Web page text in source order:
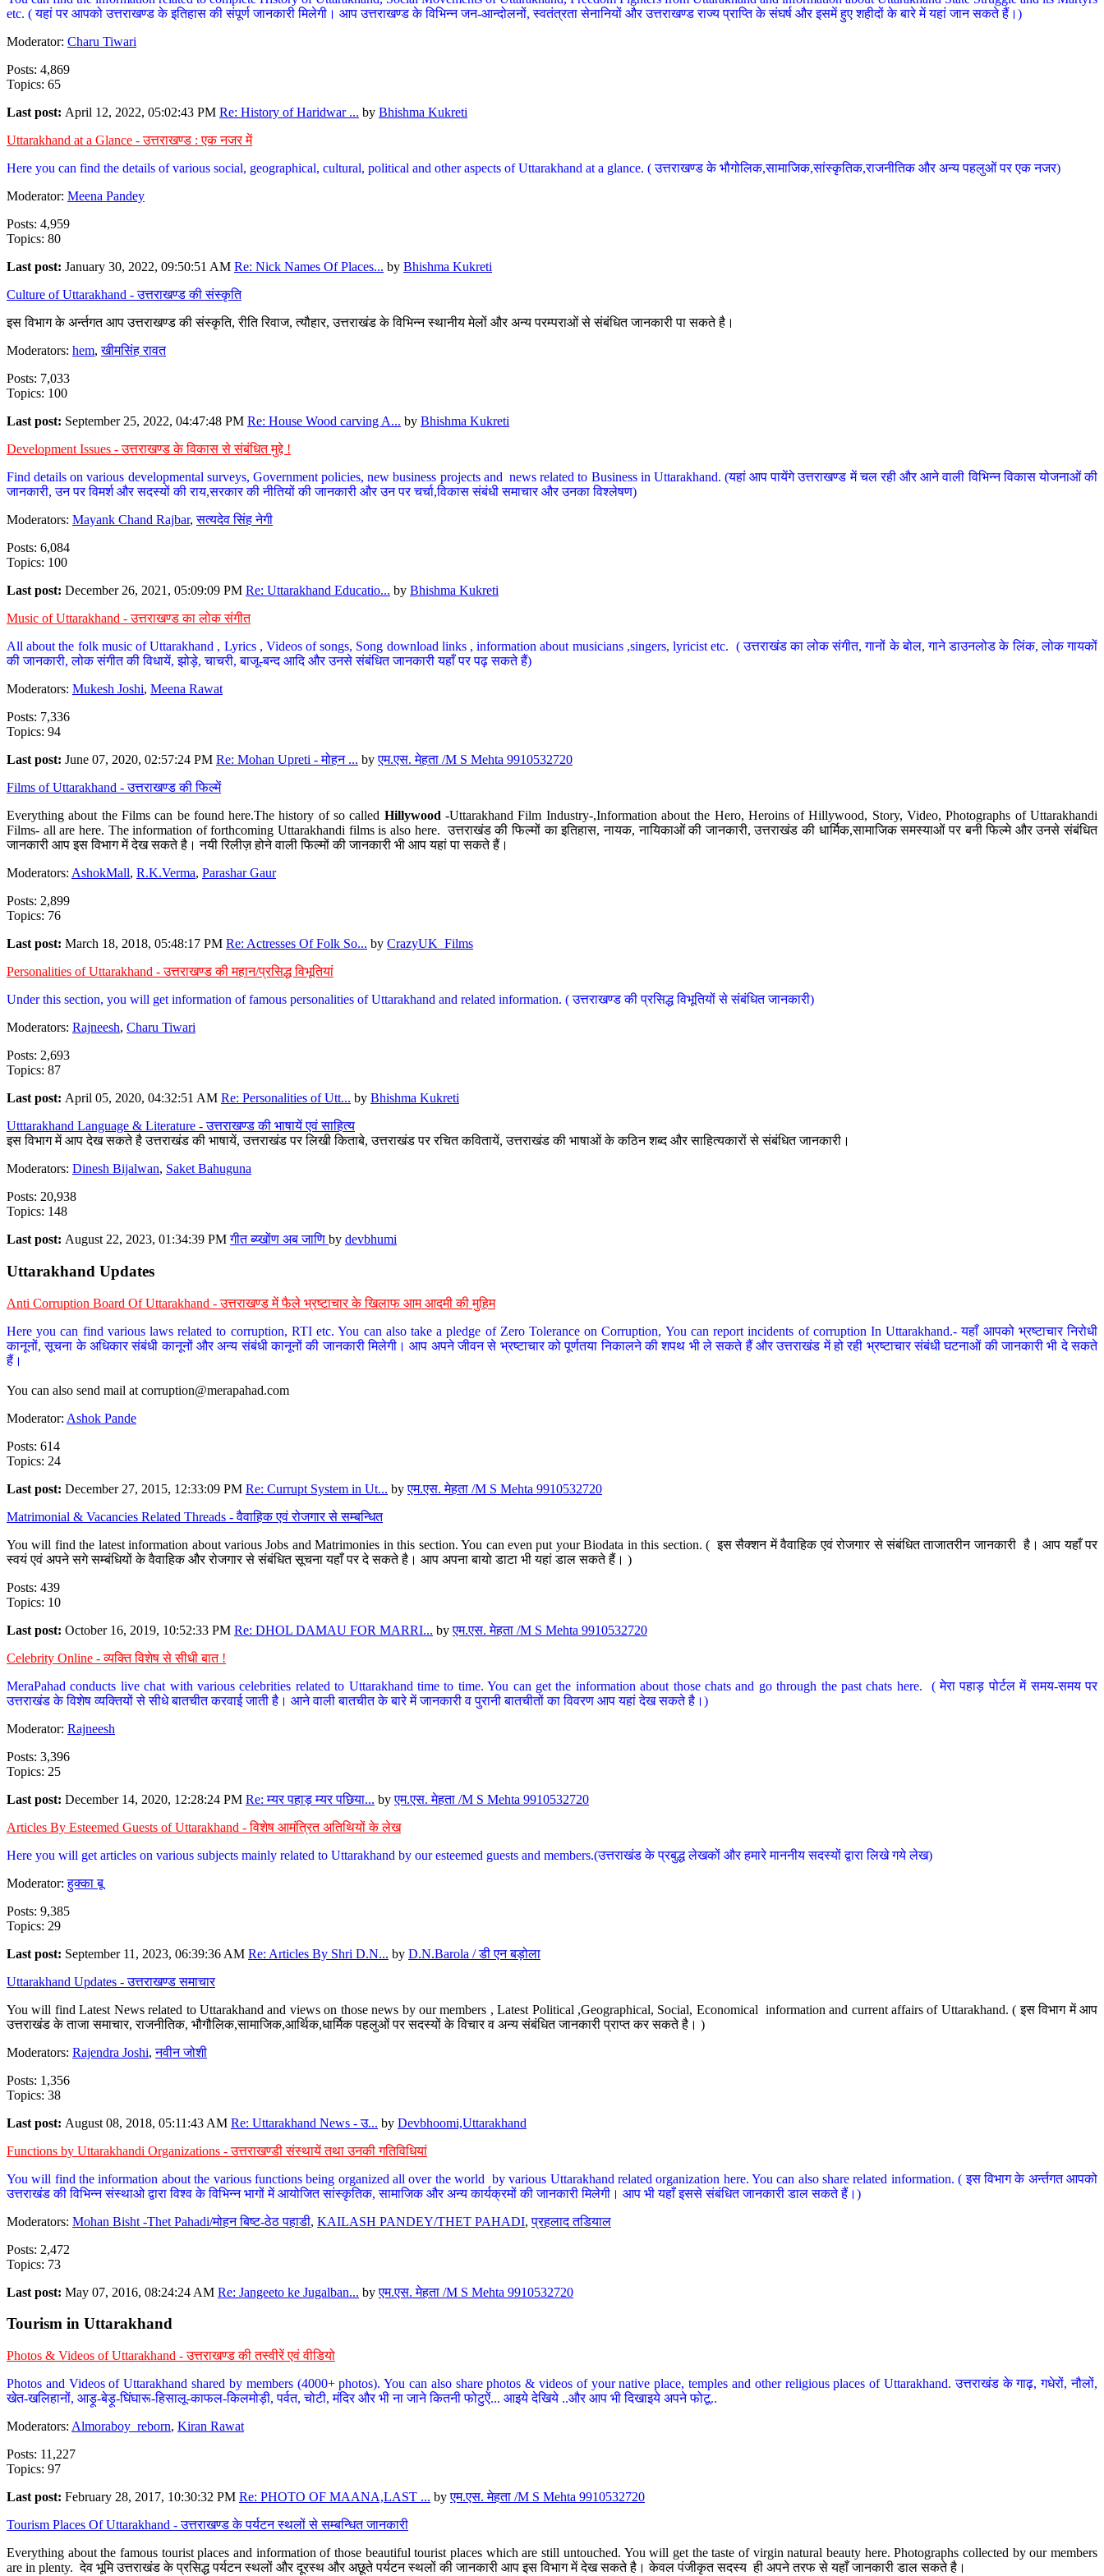
etc. ( यहां पर आपको उत्तराखण्ड के इतिहास की संपूर्ण जानकारी मिलेगी। आप उत्तराखण्ड के विभिन्न जन-आन्दोलनों, स्वतंत्रता सेनानियों और उत्तराखण्ड राज्य प्राप्ति के संघर्ष और इसमें हुए शहीदों के बारे में यहां जान सकते हैं।)
Moderator: Charu Tiwari
Posts: 4,869
Topics: 65
Last post: April 12, 2022, 05:02:43 PM Re: History of Haridwar ... by Bhishma Kukreti
Uttarakhand at a Glance - उत्तराखण्ड : एक नजर में
Here you can find the details of various social, geographical, cultural, political and other aspects of Uttarakhand at a glance. ( उत्तराखण्ड के भौगोलिक,सामाजिक,सांस्कृतिक,राजनीतिक और अन्य पहलुओं पर एक नजर)
Moderator: Meena Pandey
Posts: 4,959
Topics: 80
Last post: January 30, 2022, 09:50:51 AM Re: Nick Names Of Places... by Bhishma Kukreti
Culture of Uttarakhand - उत्तराखण्ड की संस्कृति
इस विभाग के अर्न्तगत आप उत्तराखण्ड की संस्कृति, रीति रिवाज, त्यौहार, उत्तराखंड के विभिन्न स्थानीय मेलों और अन्य परम्पराओं से संबंधित जानकारी पा सकते है।
Moderators: hem,खीमसिंह रावत
Posts: 7,033
Topics: 100
Last post: September 25, 2022, 04:47:48 PM Re: House Wood carving A... by Bhishma Kukreti
Development Issues - उत्तराखण्ड के विकास से संबंधित मुद्दे !
Find details on various developmental surveys, Government policies, new business projects and news related to Business in Uttarakhand. (यहां आप पायेंगे उत्तराखण्ड में चल रही और आने वाली विभिन्न विकास योजनाओं की
जानकारी, उन पर विमर्श और सदस्यों की राय,सरकार की नीतियों की जानकारी और उन पर चर्चा,विकास संबंधी समाचार और उनका विश्लेषण)
Moderators: Mayank Chand Rajbar,सत्यदेव सिंह नेगी
Posts: 6,084
Topics: 100
Last post: December 26, 2021, 05:09:09 PM Re: Uttarakhand Educatio... by Bhishma Kukreti
Music of Uttarakhand - उत्तराखण्ड का लोक संगीत
All about the folk music of Uttarakhand , Lyrics , Videos of songs, Song download links , information about musicians ,singers, lyricist etc. ( उत्तराखंड का लोक संगीत, गानों के बोल, गाने डाउनलोड के लिंक, लोक गायकों
की जानकारी, लोक संगीत की विधायें, झोड़े, चाचरी, बाजू-बन्द आदि और उनसे संबंधित जानकारी यहाँ पर पढ़ सकते हैं)
Moderators: Mukesh Joshi, Meena Rawat
Posts: 7,336
Topics: 94
Last post: June 07, 2020, 02:57:24 PM Re: Mohan Upreti - मोहन ... byएम.एस. मेहता /M S Mehta 9910532720
Films of Uttarakhand - उत्तराखण्ड की फिल्में
Everything about the Films can be found here.The history of so called Hillywood-Uttarakhand Film Industry-,Information about the Hero, Heroins of Hillywood, Story, Video, Photographs of Uttarakhandi
Films- all are here. The information of forthcoming Uttarakhandi films is also here. उत्तराखंड की फिल्मों का इतिहास, नायक, नायिकाओं की जानकारी, उत्तराखंड की धार्मिक,सामाजिक समस्याओं पर बनी फिल्मे और उनसे संबंधित
जानकारी आप इस विभाग में देख सकते है। नयी रिलीज़ होने वाली फिल्मों की जानकारी भी आप यहां पा सकते हैं।
Moderators: AshokMall, R.K.Verma, Parashar Gaur
Posts: 2,899
Topics: 76
Last post: March 18, 2018, 05:48:17 PM Re: Actresses Of Folk So... by CrazyUK_Films
Personalities of Uttarakhand - उत्तराखण्ड की महान/प्रसिद्ध विभूतियां
Under this section, you will get information of famous personalities of Uttarakhand and related information. ( उत्तराखण्ड की प्रसिद्ध विभूतियों से संबंधित जानकारी)
Moderators: Rajneesh, Charu Tiwari
Posts: 2,693
Topics: 87
Last post: April 05, 2020, 04:32:51 AM Re: Personalities of Utt... by Bhishma Kukreti
Utttarakhand Language & Literature - उत्तराखण्ड की भाषायें एवं साहित्य
इस विभाग में आप देख सकते है उत्तराखंड की भाषायें, उत्तराखंड पर लिखी किताबे, उत्तराखंड पर रचित कवितायें, उत्तराखंड की भाषाओं के कठिन शब्द और साहित्यकारों से संबंधित जानकारी।
Moderators: Dinesh Bijalwan, Saket Bahuguna
Posts: 20,938
Topics: 148
Last post: August 22, 2023, 01:34:39 PMगीत ब्य्खोंण अब जाणि by devbhumi
Uttarakhand Updates
Anti Corruption Board Of Uttarakhand - उत्तराखण्ड में फैले भ्रष्टाचार के खिलाफ आम आदमी की मुहिम
Here you can find various laws related to corruption, RTI etc. You can also take a pledge of Zero Tolerance on Corruption, You can report incidents of corruption In Uttarakhand.- यहाँ आपको भ्रष्टाचार निरोधी
कानूनों, सूचना के अधिकार संबंधी कानूनों और अन्य संबंधी कानूनों की जानकारी मिलेगी। आप अपने जीवन से भ्रष्टाचार को पूर्णतया निकालने की शपथ भी ले सकते हैं और उत्तराखंड में हो रही भ्रष्टाचार संबंधी घटनाओं की जानकारी भी दे सकते
हैं।
You can also send mail at corruption@merapahad.com
Moderator: Ashok Pande
Posts: 614
Topics: 24
Last post: December 27, 2015, 12:33:09 PM Re: Currupt System in Ut... byएम.एस. मेहता /M S Mehta 9910532720
Matrimonial & Vacancies Related Threads - वैवाहिक एवं रोजगार से सम्बन्धित
You will find the latest information about various Jobs and Matrimonies in this section. You can even put your Biodata in this section. ( इस सैक्शन में वैवाहिक एवं रोजगार से संबंधित ताजातरीन जानकारी है। आप यहाँ पर
स्वयं एवं अपने सगे सम्बंधियों के वैवाहिक और रोजगार से संबंधित सूचना यहाँ पर दे सकते है। आप अपना बायो डाटा भी यहां डाल सकते हैं। )
Posts: 439
Topics: 10
Last post: October 16, 2019, 10:52:33 PM Re: DHOL DAMAU FOR MARRI... byएम.एस. मेहता /M S Mehta 9910532720
Celebrity Online - व्यक्ति विशेष से सीधी बात !
MeraPahad conducts live chat with various celebrities related to Uttarakhand time to time. You can get the information about those chats and go through the past chats here. ( मेरा पहाड़ पोर्टल में समय-समय पर
उत्तराखंड के विशेष व्यक्तियों से सीधे बातचीत करवाई जाती है। आने वाली बातचीत के बारे में जानकारी व पुरानी बातचीतों का विवरण आप यहां देख सकते है।)
Moderator: Rajneesh
Posts: 3,396
Topics: 25
Last post: December 14, 2020, 12:28:24 PM Re: म्यर पहाड़ म्यर पछिया... byएम.एस. मेहता /M S Mehta 9910532720
Articles By Esteemed Guests of Uttarakhand - विशेष आमंत्रित अतिथियों के लेख
Here you will get articles on various subjects mainly related to Uttarakhand by our esteemed guests and members.(उत्तराखंड के प्रबुद्ध लेखकों और हमारे माननीय सदस्यों द्वारा लिखे गये लेख)
Moderator:हुक्का बू
Posts: 9,385
Topics: 29
Last post: September 11, 2023, 06:39:36 AM Re: Articles By Shri D.N... by D.N.Barola / डी एन बड़ोला
Uttarakhand Updates - उत्तराखण्ड समाचार
You will find Latest News related to Uttarakhand and views on those news by our members , Latest Political ,Geographical, Social, Economical information and current affairs of Uttarakhand. ( इस विभाग में आप
उत्तराखंड के ताजा समाचार, राजनीतिक, भौगौलिक,सामाजिक,आर्थिक,धार्मिक पहलुओं पर सदस्यों के विचार व अन्य संबंधित जानकारी प्राप्त कर सकते है। )
Moderators: Rajendra Joshi,नवीन जोशी
Posts: 1,356
Topics: 38
Last post: August 08, 2018, 05:11:43 AM Re: Uttarakhand News - उ... by Devbhoomi,Uttarakhand
Functions by Uttarakhandi Organizations - उत्तराखण्डी संस्थायें तथा उनकी गतिविधियां
You will find the information about the various functions being organized all over the world by various Uttarakhand related organization here. You can also share related information. ( इस विभाग के अर्न्तगत आपको
उत्तराखंड की विभिन्न संस्थाओ द्वारा विश्व के विभिन्न भागों में आयोजित सांस्कृतिक, सामाजिक और अन्य कार्यक्रमों की जानकारी मिलेगी। आप भी यहाँ इससे संबंधित जानकारी डाल सकते हैं।)
Moderators: Mohan Bisht -Thet Pahadi/मोहन बिष्ट-ठेठ पहाडी, KAILASH PANDEY/THET PAHADI,प्रहलाद तडियाल
Posts: 2,472
Topics: 73
Last post: May 07, 2016, 08:24:24 AM Re: Jangeeto ke Jugalban... byएम.एस. मेहता /M S Mehta 9910532720
Tourism in Uttarakhand
Photos & Videos of Uttarakhand - उत्तराखण्ड की तस्वीरें एवं वीडियो
Photos and Videos of Uttarakhand shared by members (4000+ photos). You can also share photos & videos of your native place, temples and other religious places of Uttarakhand. उत्तराखंड के गाढ़, गधेरों, नौलों,
खेत-खलिहानों, आड़ू-बेड़ू-घिंघारू-हिसालू-काफल-किलमोड़ी, पर्वत, चोटी, मंदिर और भी ना जाने कितनी फोटुऐं... आइये देखिये ..और आप भी दिखाइये अपने फोटू..
Moderators: Almoraboy_reborn, Kiran Rawat
Posts: 11,227
Topics: 97
Last post: February 28, 2017, 10:30:32 PM Re: PHOTO OF MAANA,LAST ... byएम.एस. मेहता /M S Mehta 9910532720
Tourism Places Of Uttarakhand - उत्तराखण्ड के पर्यटन स्थलों से सम्बन्धित जानकारी
Everything about the famous tourist places and information of those beautiful tourist places which are still untouched. You will get the taste of virgin natural beauty here. Photographs collected by our members
are in plenty. देव भूमि उत्तराखंड के प्रसिद्ध पर्यटन स्थलों और दूरस्थ और अछूते पर्यटन स्थलों की जानकारी आप इस विभाग में देख सकते है। केवल पंजीकृत सदस्य ही अपने तरफ से यहाँ जानकारी डाल सकते है।